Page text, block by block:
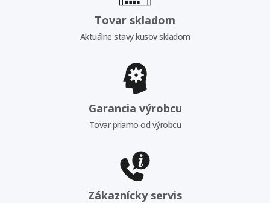
Tovar skladom
Aktuálne stavy kusov skladom
Garancia výrobcu
Tovar priamo od výrobcu
Zákaznícky servis